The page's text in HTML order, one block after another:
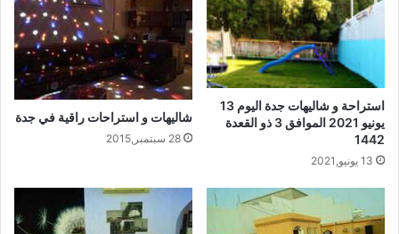
استراحة و شاليهات جدة اليوم 13
يونيو 2021 الموافق 3 ذو القعدة
1442
13 يونيو,2021
شاليهات و استراحات راقية في جدة
28 سبتمبر,2015